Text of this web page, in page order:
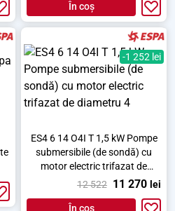
În coș
-1 252 lei
ES4 6 14 O4I T 1,5 kW Pompe
submersibile (de sondă) cu
motor electric trifazat de
diametru 4
12 522 11 270 lei
În coș